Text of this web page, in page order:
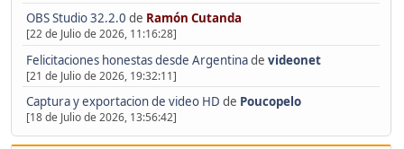
OBS Studio 32.2.0 de Ramón Cutanda
[22 de Julio de 2026, 11:16:28]
Felicitaciones honestas desde Argentinade videonet
[21 de Julio de 2026, 19:32:11]
Captura y exportacion de video HD de Poucopelo
[18 de Julio de 2026, 13:56:42]